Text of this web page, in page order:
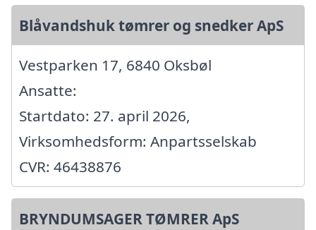
Blåvandshuk tømrer og snedker ApS
Vestparken 17, 6840 Oksbøl
Ansatte:
Startdato: 27. april 2026,
Virksomhedsform: Anpartsselskab
CVR: 46438876
BRYNDUMSAGER TØMRER ApS